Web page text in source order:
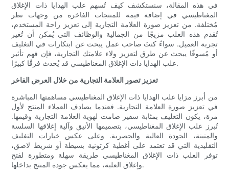
في هذه المقالة، سنستكشف كيف تُسهم علب الهدايا ذات الإغلاق
المغناطيسي في إضافة قيمة للمنتجات الفاخرة من وجهات نظر
مُختلفة. من تعزيز صورة العلامة التجارية إلى تعزيز راحة المستخدم،
تُقدم هذه العلب مزيجًا من الجمالية والوظائف التي يُمكن أن تُغير
تجربة العميل. سواءً كنتَ صاحب عمل يبحث عن ابتكارات في التغليف
أو مُسوقًا يبحث عن طرق لتعزيز ولاء علامتك التجارية، فإن فهم تأثير
علب الهدايا ذات الإغلاق المغناطيسي قد يُحدث فرقًا كبيرًا.
تعزيز تصور العلامة التجارية من خلال العرض الفاخر
من أبرز مزايا علب الهدايا ذات الإغلاق المغناطيسي مساهمتها المباشرة
في تعزيز صورة العلامة التجارية. فعندما يصادف العملاء المنتج لأول
مرة، يكون التغليف بمثابة سفير صامت لهوية العلامة التجارية وقيمها.
تُبرز علب الإغلاق المغناطيسي، بتصميمها الأنيق وآلية إغلاقها السلسة
والمتينة، الجودة العالية والحصرية. وعلى عكس خيارات التغليف
التقليدية التي قد تعتمد على أغطية كرتونية بسيطة أو شريط لاصق،
توفر العلب ذات الإغلاق المغناطيسي طريقة سهلة ومتطورة لفتح
وإغلاق العلبة، مما يعكس جودة المنتج بداخلها.